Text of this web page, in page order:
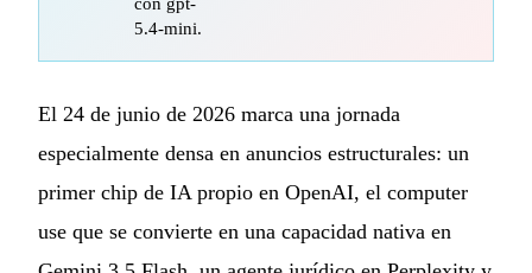
con gpt-
5.4-mini.
El 24 de junio de 2026 marca una jornada
especialmente densa en anuncios estructurales: un
primer chip de IA propio en OpenAI, el computer
use que se convierte en una capacidad nativa en